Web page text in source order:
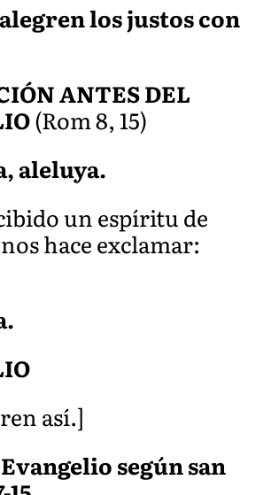
alegren los justos con
ANTES DEL
(Rom 8, 15)
aleluya.
un espíritu de
hace exclamar:
así.]
según san